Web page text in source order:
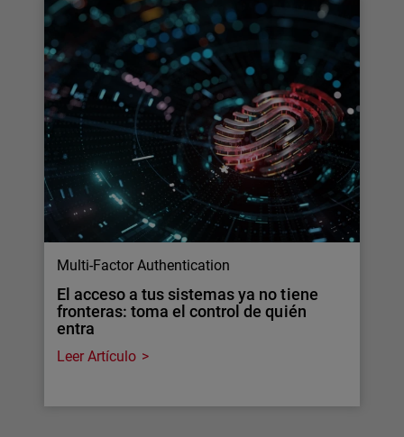
Multi-Factor Authentication
El acceso a tus sistemas ya no tiene
fronteras: toma el control de quién
entra
Leer Artículo